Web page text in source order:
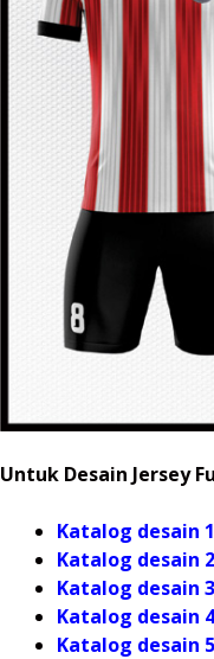
Untuk Desain Jersey
Katalog desain 1
Katalog desain 2
Katalog desain 3
Katalog desain 4
Katalog desain 5